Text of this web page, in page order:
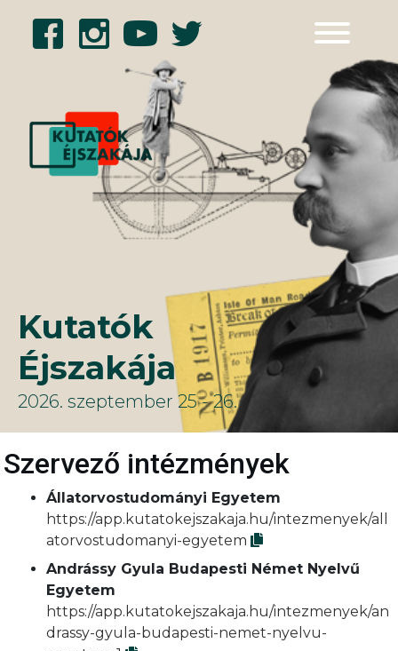
tartalomba
Kutatók
Éjszakája
2026. szeptember 25 - 26.
Szervező intézmények
Állatorvostudományi Egyetem
https://app.kutatokejszakaja.hu/intezmenyek/all
atorvostudomanyi-egyetem
Andrássy Gyula Budapesti Német Nyelvű
Egyetem
https://app.kutatokejszakaja.hu/intezmenyek/an
drassy-gyula-budapesti-nemet-nyelvu-